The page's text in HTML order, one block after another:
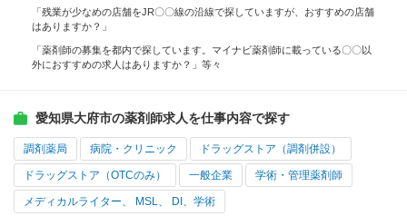
「残業が少なめの店舗をJR〇〇線の沿線で探していますが、おすすめの店舗
はありますか？」
「薬剤師の募集を都内で探しています。マイナビ薬剤師に載っている〇〇以
外におすすめの求人はありますか？」等々
愛知県大府市の薬剤師求人を仕事内容で探す
調剤薬局 病院・クリニック ドラッグストア（調剤併設）
ドラッグストア（OTCのみ） 一般企業 学術・管理薬剤師
メディカルライター、 MSL、 DI、学術